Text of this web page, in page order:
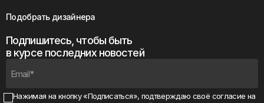
Подпишитесь, чтобы быть
в курсе последних новостей
Нажимая на кнопку «Подписаться», подтверждаю своё согласие на
Подобрать дизайнера